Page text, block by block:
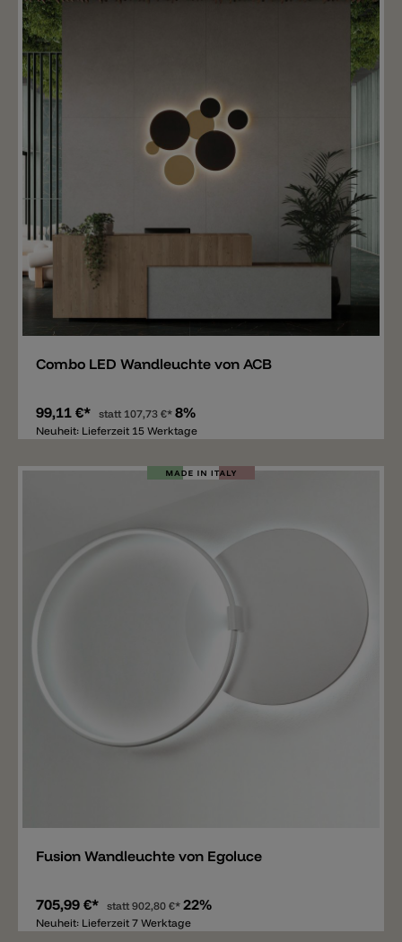
Combo LED Wandleuchte von ACB
99,11 €* statt 107,73 €* 8%
Neuheit: Lieferzeit 15 Werktage
Fusion Wandleuchte von Egoluce
705,99 €* statt902,80 €* 22%
Neuheit: Lieferzeit 7 Werktage